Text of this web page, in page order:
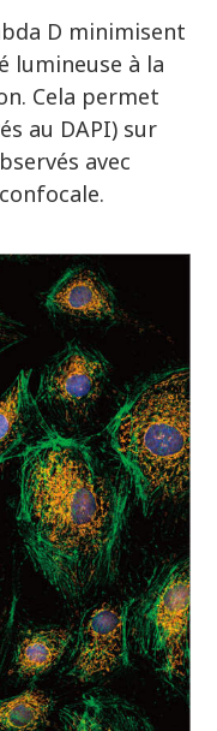
D minimisent
lumineuse à la
Cela permet
au DAPI) sur
avec